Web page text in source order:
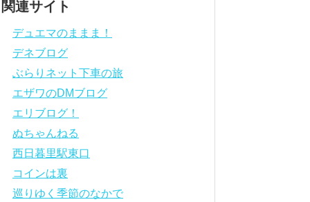
関連サイト
デュエマのままま！
デネブログ
ぶらりネット下車の旅
エザワのDMブログ
エリブログ！
ぬちゃんねる
西日暮里駅東口
コインは裏
巡りゆく季節のなかで